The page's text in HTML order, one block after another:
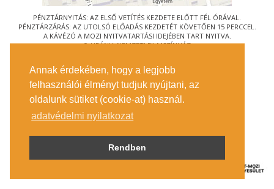
Annak érdekében, hogy a legjobb
felhasználói élményt tudjuk nyújtani, az
oldalunk sütiket (cookie-at) használ.
adatvédelmi nyilatkozat
Rendben
PÉNZTÁRNYITÁS: AZ ELSŐ VETÍTÉS KEZDETE ELŐTT FÉL ÓRÁVAL.
PÉNZTÁRZÁRÁS: AZ UTOLSÓ ELŐADÁS KEZDETÉT KÖVETŐEN 15 PERCCEL.
A KÁVÉZÓ A MOZI NYITVATARTÁSI IDEJÉBEN TART NYITVA.
© URÁNIA NEMZETI FILMSZÍNHÁZ
1088 BUDAPEST, RÁKÓCZI ÚT 21.
MEGKÖZELÍTÉS
JEGYINFORMÁCIÓ
ÍRJON NEKÜNK!
KÖZÉRDEKŰ ADATOK